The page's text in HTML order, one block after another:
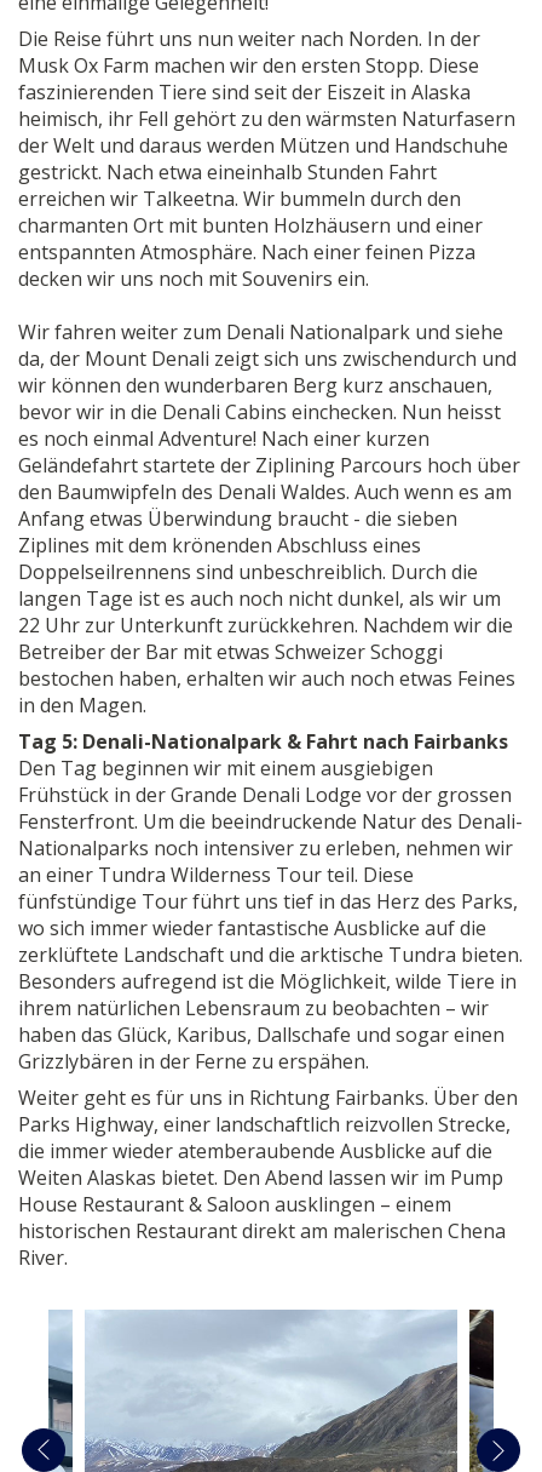
Die Reise führt uns nun weiter nach Norden. In der
Musk Ox Farm machen wir den ersten Stopp. Diese
faszinierenden Tiere sind seit der Eiszeit in Alaska
heimisch, ihr Fell gehört zu den wärmsten Naturfasern
der Welt und daraus werden Mützen und Handschuhe
gestrickt. Nach etwa eineinhalb Stunden Fahrt
erreichen wir Talkeetna. Wir bummeln durch den
charmanten Ort mit bunten Holzhäusern und einer
entspannten Atmosphäre. Nach einer feinen Pizza
decken wir uns noch mit Souvenirs ein.
Wir fahren weiter zum Denali Nationalpark und siehe
da, der Mount Denali zeigt sich uns zwischendurch und
wir können den wunderbaren Berg kurz anschauen,
bevor wir in die Denali Cabins einchecken. Nun heisst
es noch einmal Adventure! Nach einer kurzen
Geländefahrt startete der Ziplining Parcours hoch über
den Baumwipfeln des Denali Waldes. Auch wenn es am
Anfang etwas Überwindung braucht - die sieben
Ziplines mit dem krönenden Abschluss eines
Doppelseilrennens sind unbeschreiblich. Durch die
langen Tage ist es auch noch nicht dunkel, als wir um
22 Uhr zur Unterkunft zurückkehren. Nachdem wir die
Betreiber der Bar mit etwas Schweizer Schoggi
bestochen haben, erhalten wir auch noch etwas Feines
in den Magen.
Tag 5: Denali-Nationalpark & Fahrt nach Fairbanks
Den Tag beginnen wir mit einem ausgiebigen
Frühstück in der Grande Denali Lodge vor der grossen
Fensterfront. Um die beeindruckende Natur des Denali-
Nationalparks noch intensiver zu erleben, nehmen wir
an einer Tundra Wilderness Tour teil. Diese
fünfstündige Tour führt uns tief in das Herz des Parks,
wo sich immer wieder fantastische Ausblicke auf die
zerklüftete Landschaft und die arktische Tundra bieten.
Besonders aufregend ist die Möglichkeit, wilde Tiere in
ihrem natürlichen Lebensraum zu beobachten – wir
haben das Glück, Karibus, Dallschafe und sogar einen
Grizzlybären in der Ferne zu erspähen.
Weiter geht es für uns in Richtung Fairbanks. Über den
Parks Highway, einer landschaftlich reizvollen Strecke,
die immer wieder atemberaubende Ausblicke auf die
Weiten Alaskas bietet. Den Abend lassen wir im Pump
House Restaurant & Saloon ausklingen – einem
historischen Restaurant direkt am malerischen Chena
River.